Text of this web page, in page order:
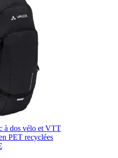
à dos vélo et VTT
PET recyclées